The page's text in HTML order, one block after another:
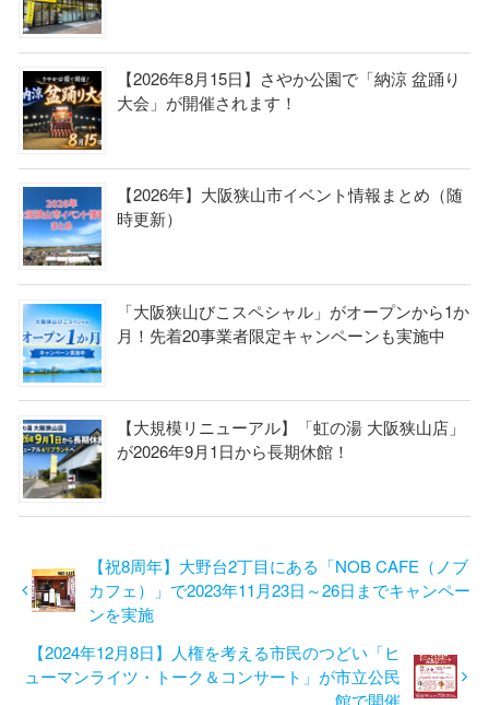
【2026年8月15日】さやか公園で「納涼 盆踊り
大会」が開催されます！
【2026年】大阪狭山市イベント情報まとめ（随
時更新）
「大阪狭山びこスペシャル」がオープンから1か
月！先着20事業者限定キャンペーンも実施中
【大規模リニューアル】「虹の湯 大阪狭山店」
が2026年9月1日から長期休館！
【祝8周年】大野台2丁目にある「NOB CAFE（ノブ
カフェ）」で2023年11月23日～26日までキャンペー
ンを実施
【2024年12月8日】人権を考える市民のつどい「ヒ
ューマンライツ・トーク＆コンサート」が市立公民